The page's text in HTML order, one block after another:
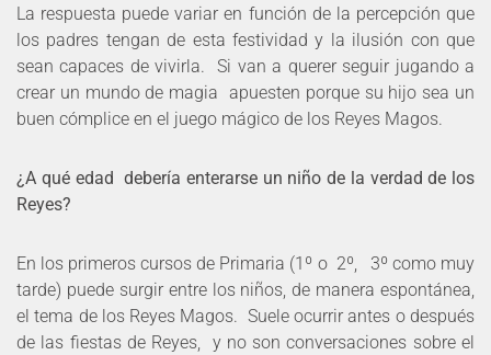
La respuesta puede variar en función de la percepción que
los padres tengan de esta festividad y la ilusión con que
sean capaces de vivirla. Si van a querer seguir jugando a
crear un mundo de magia apuesten porque su hijo sea un
buen cómplice en el juego mágico de los Reyes Magos.
¿A qué edad debería enterarse un niño de la verdad de los
Reyes?
En los primeros cursos de Primaria (1º o 2º, 3º como muy
tarde) puede surgir entre los niños, de manera espontánea,
el tema de los Reyes Magos. Suele ocurrir antes o después
de las fiestas de Reyes, y no son conversaciones sobre el